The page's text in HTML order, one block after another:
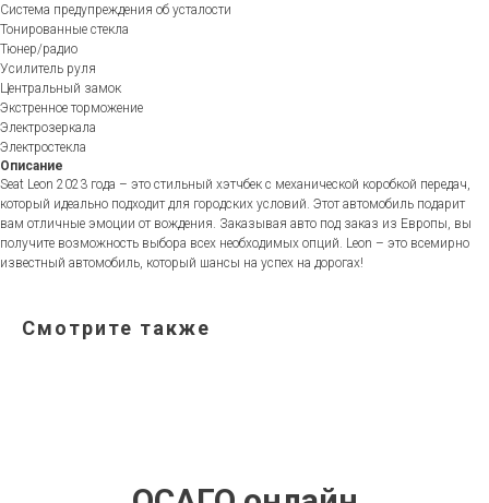
Система предупреждения об усталости
Тонированные стекла
Тюнер/радио
Усилитель руля
Центральный замок
Экстренное торможение
Электрозеркала
Электростекла
Описание
Seat Leon 2023 года – это стильный хэтчбек с механической коробкой передач,
который идеально подходит для городских условий. Этот автомобиль подарит
вам отличные эмоции от вождения. Заказывая авто под заказ из Европы, вы
получите возможность выбора всех необходимых опций. Leon – это всемирно
известный автомобиль, который шансы на успех на дорогах!
Смотрите также